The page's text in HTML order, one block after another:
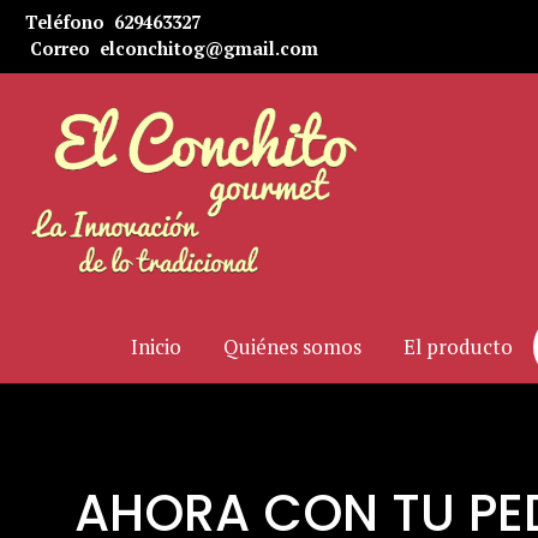
Teléfono 629463327
Correo elconchitog@gmail.com
Inicio Quiénes somos El producto
AHORA CON TU